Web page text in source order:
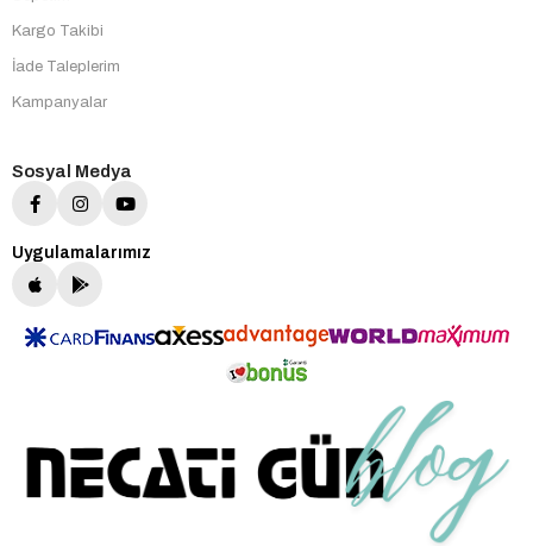
Kargo Takibi
İade Taleplerim
Kampanyalar
Sosyal Medya
Uygulamalarımız